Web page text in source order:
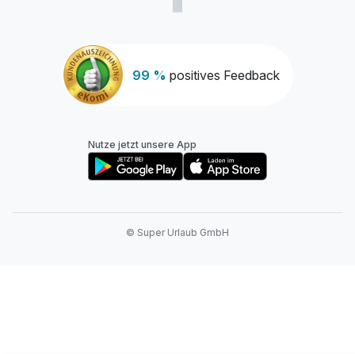
99 % positives Feedback
Nutze jetzt unsere App
© Super Urlaub GmbH